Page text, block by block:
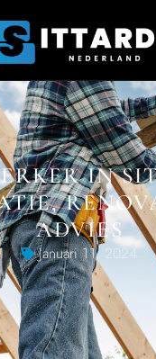
IN
ADVIES
Januari 11, 2024